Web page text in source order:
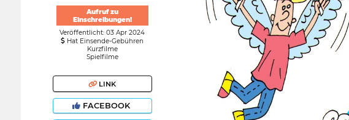
Aufruf zu
Einschreibungen!
Veröffentlicht: 03 Apr 2024
Hat Einsende-Gebühren
Kurzfilme
Spielfilme
LINK
FACEBOOK